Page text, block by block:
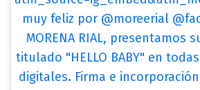
muy feliz por @moreerial
MORENA RIAL, presentamos
titulado "HELLO BABY" en
digitales. Firma e